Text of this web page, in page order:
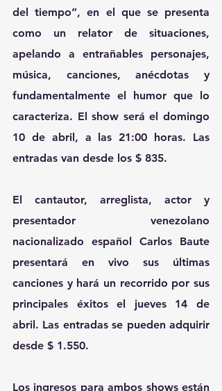
del tiempo”, en el que se presenta
como un relator de situaciones,
apelando a entrañables personajes,
música, canciones, anécdotas y
fundamentalmente el humor que lo
caracteriza. El show será el domingo
10 de abril, a las 21:00 horas. Las
entradas van desde los $ 835.
El cantautor, arreglista, actor y
presentador venezolano
nacionalizado español Carlos Baute
presentará en vivo sus últimas
canciones y hará un recorrido por sus
principales éxitos el jueves 14 de
abril. Las entradas se pueden adquirir
desde $ 1.550.
Los ingresos para ambos shows están